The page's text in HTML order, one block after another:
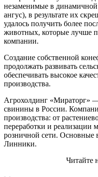
незаменимые в
ангус), в результате их
удалось получить более
животных, которые лучше
компании.
Создание собственной
продолжать развивать
обеспечивать высокое
производства.
Агрохолдинг «Мираторг»
свинины в России.
производства: от
переработки и реализации
розничной сети.
Линники.
Читайте